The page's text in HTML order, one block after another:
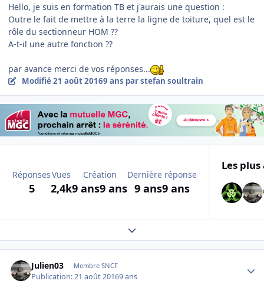
Hello, je suis en formation TB et j'aurais une question :
Outre le fait de mettre à la terre la ligne de toiture, quel est le
rôle du sectionneur HOM ??
A-t-il une autre fonction ??
par avance merci de vos réponses...
Modifié21 août 20169 ans par stefan soultrain
Réponses
5
Vues
2,4k
Création
9 ans9 ans
Dernière réponse
9 ans9 ans
Les
Expand topic overview
Julien03 Membre SNCF
Publication:21 août 20169 ans